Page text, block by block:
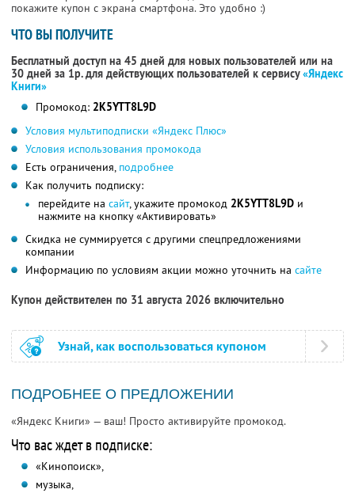
покажите купон с экрана смартфона. Это удобно :)
ЧТО ВЫ ПОЛУЧИТЕ
Бесплатный доступ на 45 дней для новых пользователей или на
30 дней за 1р. для действующих пользователей к сервису«Яндекс
Книги»
Промокод: 2K5YTT8L9D
Условия мультиподписки «Яндекс Плюс»
Условия использования промокода
Есть ограничения, подробнее
Как получить подписку:
перейдите на сайт, укажите промокод 2K5YTT8L9D и
нажмите на кнопку «Активировать»
Скидка не суммируется с другими спецпредложениями
компании
Информацию по условиям акции можно уточнить на сайте
Купон действителен по 31 августа 2026 включительно
Узнай, как воспользоваться купоном
ПОДРОБНЕЕ О ПРЕДЛОЖЕНИИ
«Яндекс Книги» — ваш! Просто активируйте промокод.
Что вас ждет в подписке:
«Кинопоиск»,
музыка,